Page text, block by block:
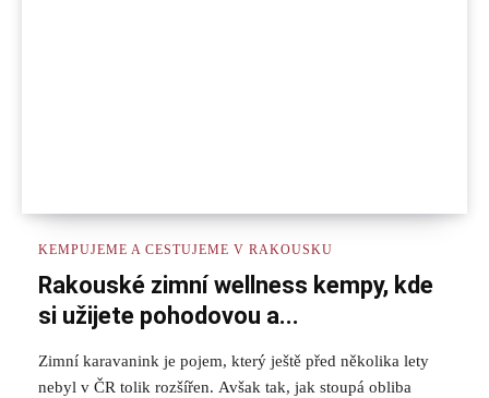
KEMPUJEME A CESTUJEME V RAKOUSKU
Rakouské zimní wellness kempy, kde
si užijete pohodovou a...
Zimní karavanink je pojem, který ještě před několika lety
nebyl v ČR tolik rozšířen. Avšak tak, jak stoupá obliba